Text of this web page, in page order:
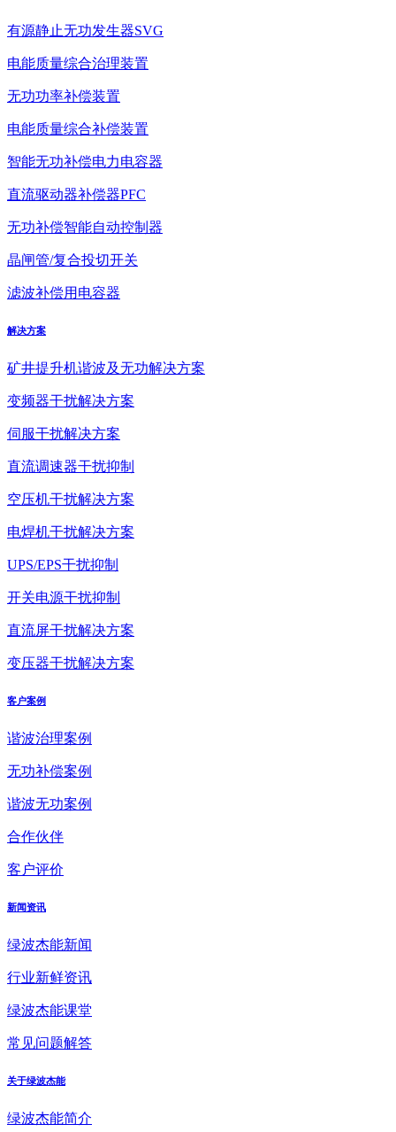
有源静止无功发生器SVG
电能质量综合治理装置
无功功率补偿装置
电能质量综合补偿装置
智能无功补偿电力电容器
直流驱动器补偿器PFC
无功补偿智能自动控制器
晶闸管/复合投切开关
滤波补偿用电容器
解决方案
矿井提升机谐波及无功解决方案
变频器干扰解决方案
伺服干扰解决方案
直流调速器干扰抑制
空压机干扰解决方案
电焊机干扰解决方案
UPS/EPS干扰抑制
开关电源干扰抑制
直流屏干扰解决方案
变压器干扰解决方案
客户案例
谐波治理案例
无功补偿案例
谐波无功案例
合作伙伴
客户评价
新闻资讯
绿波杰能新闻
行业新鲜资讯
绿波杰能课堂
常见问题解答
关于绿波杰能
绿波杰能简介